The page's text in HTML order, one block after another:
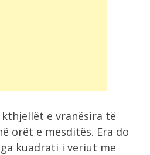
e vranësira të
orët e mesditës. Era do
kuadrati i veriut me